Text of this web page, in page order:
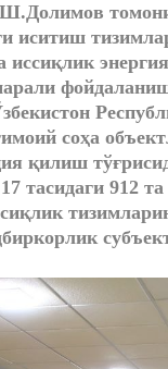
иситиш
соҳа
қилиш
тасидаги 912